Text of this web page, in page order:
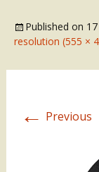
Published on
resolution (555 ×
← Previous